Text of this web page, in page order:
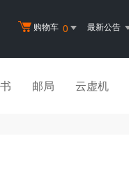
购物车 0 最新公告
邮局 云虚机